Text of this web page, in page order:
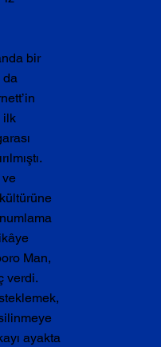
bir
da
ilk
Man,
verdi.
ayakta